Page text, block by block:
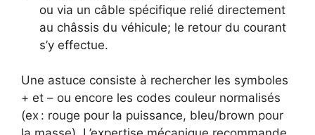
ou via un câble spécifique relié directement
au châssis du véhicule; le retour du courant
s’y effectue.
Une astuce consiste à rechercher les symboles
+ et – ou encore les codes couleur normalisés
(ex : rouge pour la puissance, bleu/brown pour